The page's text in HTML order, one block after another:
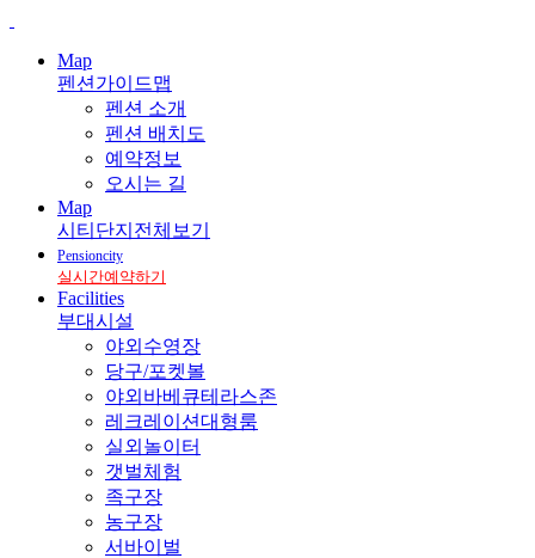
Map
펜션가이드맵
펜션 소개
펜션 배치도
예약정보
오시는 길
Map
시티단지전체보기
Pensioncity
실시간예약하기
Facilities
부대시설
야외수영장
당구/포켓볼
야외바베큐테라스존
레크레이션대형룸
실외놀이터
갯벌체험
족구장
농구장
서바이벌